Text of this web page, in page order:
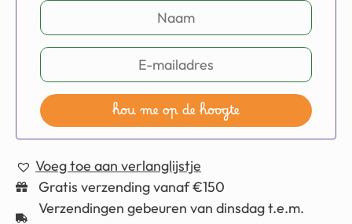
hou me op de hoogte
Voeg toe aan verlanglijstje
Gratis verzending vanaf €150
Verzendingen gebeuren van dinsdag t.e.m.